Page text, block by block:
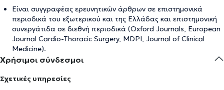
Είναι συγγραφέας ερευνητικών άρθρων σε επιστημονικά
περιοδικά του εξωτερικού και της Ελλάδας και επιστημονική
συνεργάτιδα σε διεθνή περιοδικά (Oxford Journals, European
Journal Cardio-Thoracic Surgery, MDPI, Journal of Clinical
Medicine).
Χρήσιμοι σύνδεσμοι
Σχετικές υπηρεσίες